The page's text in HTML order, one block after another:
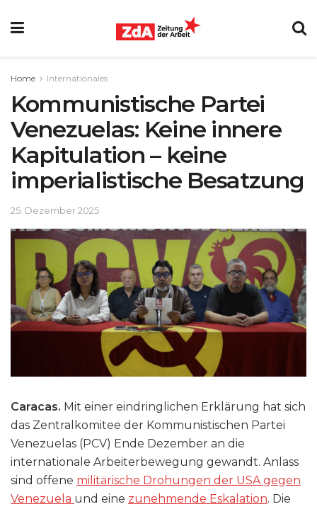
Home Internationales
Kommunistische Partei
Venezuelas: Keine innere
Kapitulation – keine
imperialistische Besatzung
25. Dezember 2025
Caracas. Mit einer eindringlichen Erklärung hat sich
das Zentralkomitee der Kommunistischen Partei
Venezuelas (PCV) Ende Dezember an die
internationale Arbeiterbewegung gewandt. Anlass
sind offene militärische Drohungen der USA gegen
Venezuela und eine zunehmende Eskalation. Die